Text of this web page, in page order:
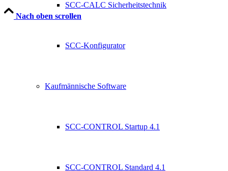
SCC-CALC Sicherheitstechnik
SCC-Konfigurator
Kaufmännische Software
SCC-CONTROL Startup 4.1
SCC-CONTROL Standard 4.1
Nach oben scrollen